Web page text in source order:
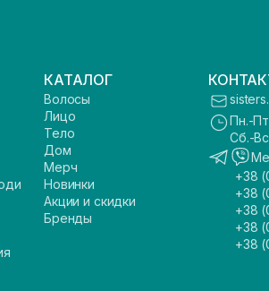
КАТАЛОГ
Волосы
Лицо
Тело
Дом
Мерч
Новинки
Акции и скидки
Бренды
Пн.-
Сб.-
+38
+38
+38
+38
+38